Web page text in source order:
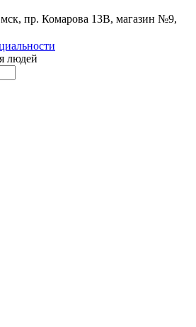
пр. Комарова 13В, магазин №9,
людей